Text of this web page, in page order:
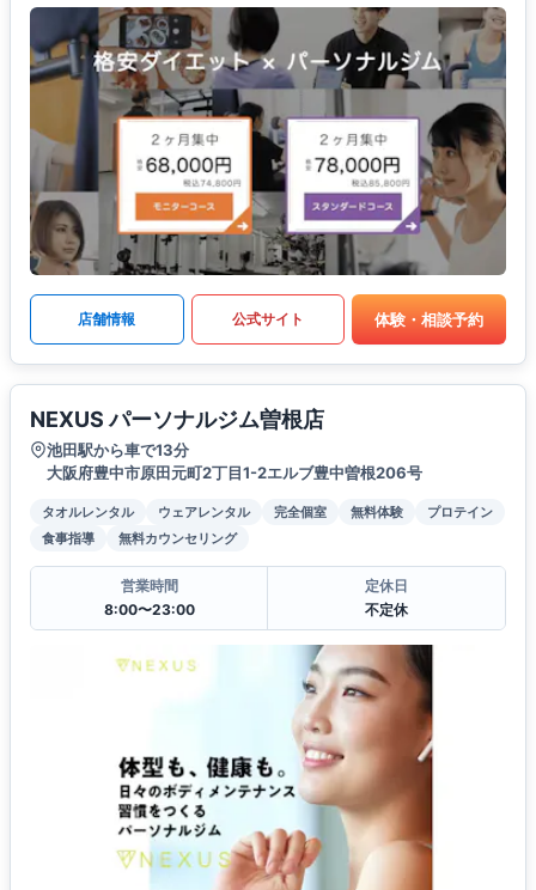
店舗情報 公式サイト 体験・相談予約
NEXUS パーソナルジム曽根店
池田駅から車で13分
大阪府豊中市原田元町2丁目1-2エルブ豊中曽根206号
タオルレンタル ウェアレンタル 完全個室 無料体験
プロテイン
食事指導
無料カウンセリング
営業時間
8:00〜23:00
定休日
不定休